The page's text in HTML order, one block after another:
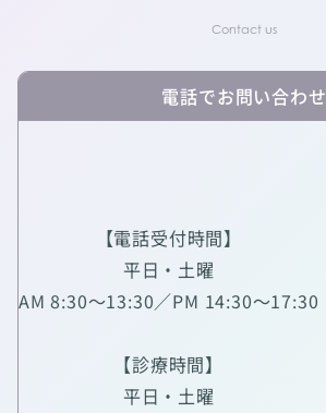
電話でお問い合わせ
【電話受付時間】
平日・土曜
AM 8:30～13:30／PM 14:30～17:30
【診療時間】
平日・土曜